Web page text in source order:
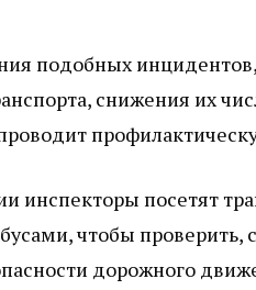
подобных
снижения их
инспекторы посетят
чтобы
дорожного